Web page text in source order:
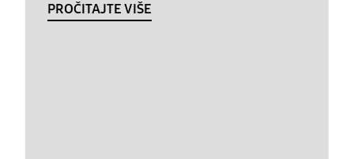
PROČITAJTE VIŠE